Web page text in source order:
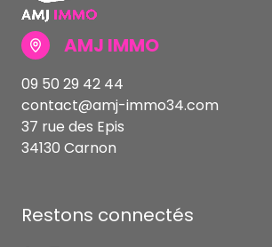
AMJ IMMO
09 50 29 42 44
contact@amj-immo34.com
37 rue des Epis
34130 Carnon
Restons connectés